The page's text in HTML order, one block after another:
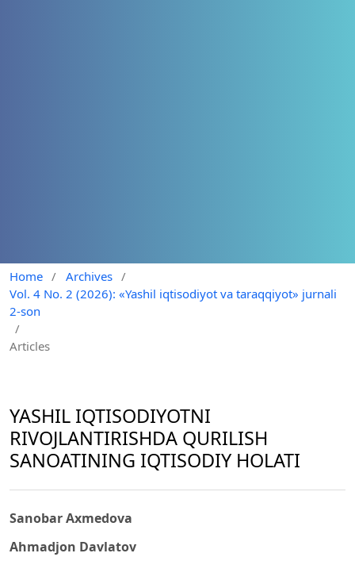
Home / Archives /
Vol. 4 No. 2 (2026): «Yashil iqtisodiyot va taraqqiyot» jurnali
2-son
/
Articles
YASHIL IQTISODIYOTNI
RIVOJLANTIRISHDА QURILISH
SANOATINING IQTISODIY HOLATI
Sanobar Axmedova
Ahmadjon Davlatov